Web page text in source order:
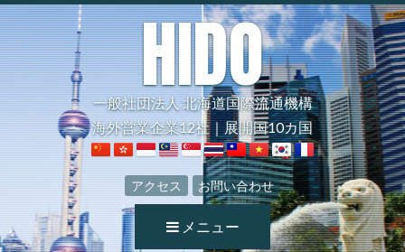
HIDO
一般社団法人 北海道国際流通機構
海外営業企業12社｜展開国10カ国
アクセス お問い合わせ
メニュー